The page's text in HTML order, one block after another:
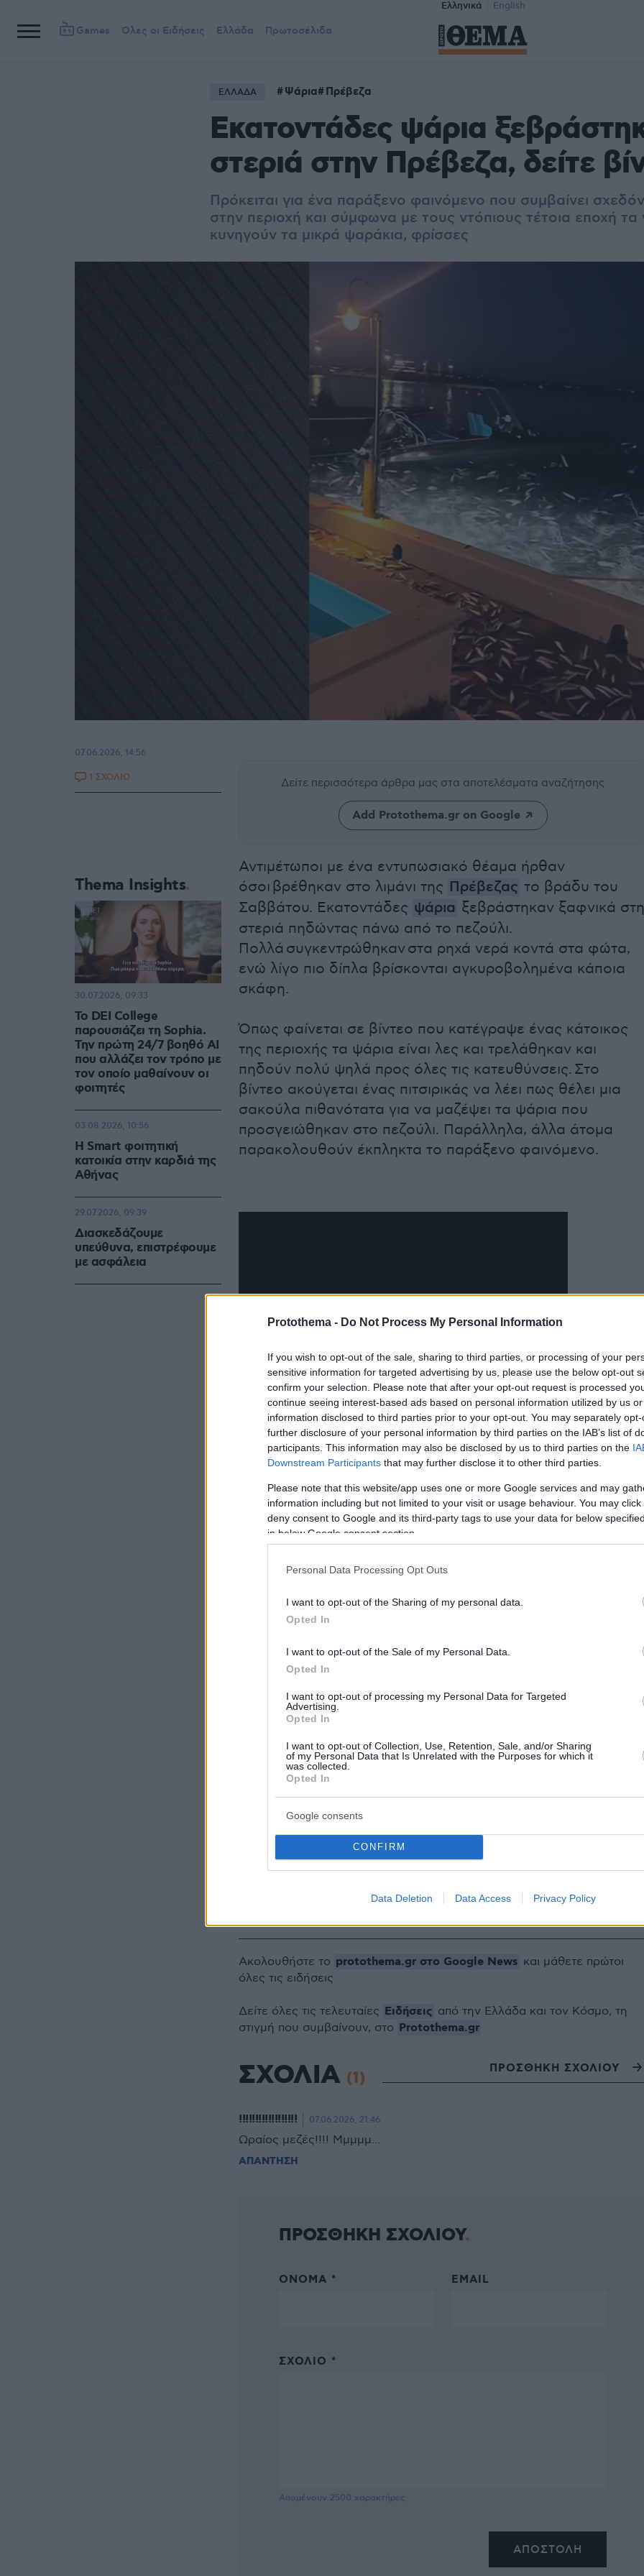
Protothema - Do Not Process My Personal Information
If you wish to opt-out of the sale, sharing to third parties, or processing of your
sensitive information for targeted advertising by us, please use the below opt-out
confirm your selection. Please note that after your opt-out request is processed
continue seeing interest-based ads based on personal information utilized by us
information disclosed to third parties prior to your opt-out. You may separately
further disclosure of your personal information by third parties on the IAB’s list of
participants. This information may also be disclosed by us to third parties on the
Downstream Participants that may further disclose it to other third parties.
Please note that this website/app uses one or more Google services and may
information including but not limited to your visit or usage behaviour. You may
deny consent to Google and its third-party tags to use your data for below
in below Google consent section.
Personal Data Processing Opt Outs
I want to opt-out of the Sharing of my personal data.
Opted In
I want to opt-out of the Sale of my Personal Data.
Opted In
I want to opt-out of processing my Personal Data for Targeted
Advertising.
Opted In
I want to opt-out of Collection, Use, Retention, Sale, and/or Sharing
of my Personal Data that Is Unrelated with the Purposes for which it
was collected.
Opted In
Google consents
CONFIRM
Data Deletion Data Access Privacy Policy
Ελληνικά English
Games Όλες οι Ειδήσεις Ελλάδα Πρωτοσέλιδα
ΕΛΛΑΔΑ Ψάρια Πρέβεζα
Εκατοντάδες ψάρια
στεριά στην Πρέβεζα, δείτε
Πρόκειται για ένα παράξενο φαινόμενο που συμβαίνει
στην περιοχή και σύμφωνα με τους ντόπιους τέτοια εποχή τα
κυνηγούν τα μικρά ψαράκια, φρίσσες
Δείτε περισσότερα άρθρα μας στα αποτελέσματα αναζήτησης
Add Protothema.gr on Google
Αντιμέτωποι με ένα εντυπωσιακό θέαμα ήρθαν
όσοι βρέθηκαν στο λιμάνι της Πρέβεζας το βράδυ του
Σαββάτου. Εκατοντάδες ψάρια ξεβράστηκαν ξαφνικά στη
στεριά πηδώντας πάνω από το πεζούλι.
Πολλά συγκεντρώθηκαν στα ρηχά νερά κοντά στα φώτα,
ενώ λίγο πιο δίπλα βρίσκονται αγκυροβολημένα κάποια
σκάφη.
Όπως φαίνεται σε βίντεο που κατέγραψε ένας κάτοικος
της περιοχής τα ψάρια είναι λες και τρελάθηκαν και
πηδούν πολύ ψηλά προς όλες τις κατευθύνσεις. Στο
βίντεο ακούγεται ένας πιτσιρικάς να λέει πως θέλει μια
σακούλα πιθανότατα για να μαζέψει τα ψάρια που
προσγειώθηκαν στο πεζούλι. Παράλληλα, άλλα άτομα
παρακολουθούν έκπληκτα το παράξενο φαινόμενο.
Πρόκειται για ένα φαινόμενο που συμβαίνει σχεδόν κάθε
καλοκαίρι στην Πρέβεζα και σύμφωνα με τους ντόπιους
τέτοια εποχή τα γοφάρια κυνηγούν τα μικρά ψαράκια,
07.06.2026, 14:56
1 ΣΧΟΛΙΟ
Thema Insights
Το DEI College
παρουσιάζει τη Sophia.
Την πρώτη 24/7 βοηθό AI
που αλλάζει τον τρόπο με
τον οποίο μαθαίνουν οι
φοιτητές
30.07.2026, 09:33
Η Smart φοιτητική
κατοικία στην καρδιά της
Αθήνας
03.08.2026, 10:56
Διασκεδάζουμε
υπεύθυνα, επιστρέφουμε
με ασφάλεια
29.07.2026, 09:39
Ακολουθήστε το protothema.gr στο Google News και μάθετε πρώτοι
όλες τις ειδήσεις
Δείτε όλες τις τελευταίες Ειδήσεις από την Ελλάδα και τον Κόσμο, τη
στιγμή που συμβαίνουν, στο Protothema.gr
ΣΧΟΛΙΑ (1) ΠΡΟΣΘΗΚΗ ΣΧΟΛΙΟΥ
!!!!!!!!!!!!!!!!!! 07.06.2026, 21:46
Ωραίος μεζές!!!! Μμμμμ...
ΑΠΑΝΤΗΣΗ
ΠΡΟΣΘΗΚΗ ΣΧΟΛΙΟΥ
ΌΝΟΜΑ * EMAIL
ΣΧΌΛΙΟ *
Απομένουν 2500 χαρακτήρες